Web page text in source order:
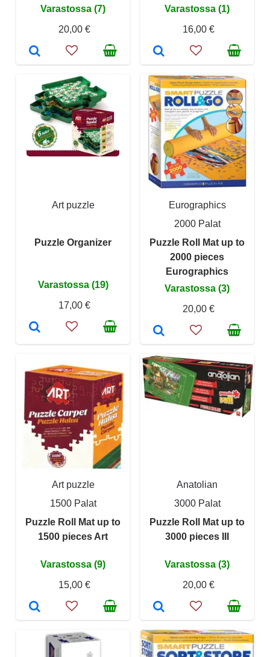
Varastossa (7)
20,00 €
Varastossa (1)
16,00 €
Art puzzle
Puzzle Organizer
Varastossa (19)
17,00 €
Eurographics
2000 Palat
Puzzle Roll Mat up to
2000 pieces
Eurographics
Varastossa (3)
20,00 €
Art puzzle
1500 Palat
Puzzle Roll Mat up to
1500 pieces Art
Varastossa (9)
15,00 €
Anatolian
3000 Palat
Puzzle Roll Mat up to
3000 pieces III
Varastossa (3)
20,00 €